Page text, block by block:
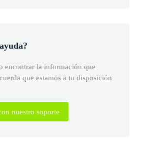
encontrar la información que
que estamos a tu disposición
nuestro soporte